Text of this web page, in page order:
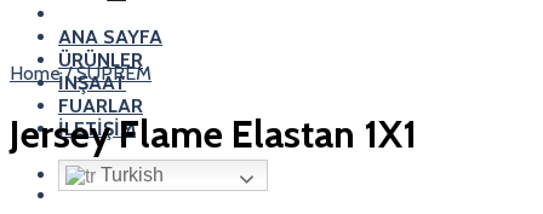
ANA SAYFA
ÜRÜNLER
İNŞAAT
FUARLAR
İLETİŞİM
Turkish
Home / SUPREM
Jersey Flame Elastan 1X1